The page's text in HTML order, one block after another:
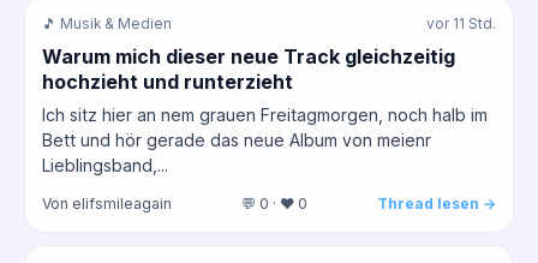
🎵 Musik & Medien vor 11 Std.
Warum mich dieser neue Track gleichzeitig
hochzieht und runterzieht
Ich sitz hier an nem grauen Freitagmorgen, noch halb im
Bett und hör gerade das neue Album von meienr
Lieblingsband,...
Von elifsmileagain 💬 0 · ❤️ 0 Thread lesen →